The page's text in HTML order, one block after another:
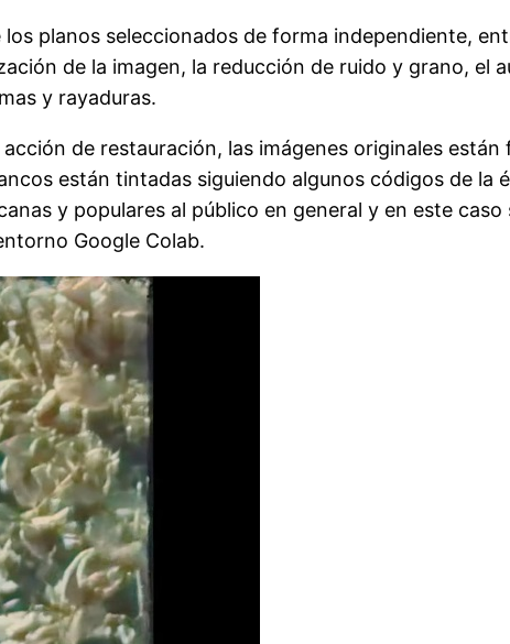
planos seleccionados de forma independiente,
de la imagen, la reducción de ruido y grano, el
y rayaduras.
de restauración, las imágenes originales
están tintadas siguiendo algunos códigos de la
y populares al público en general y en este
Google Colab.